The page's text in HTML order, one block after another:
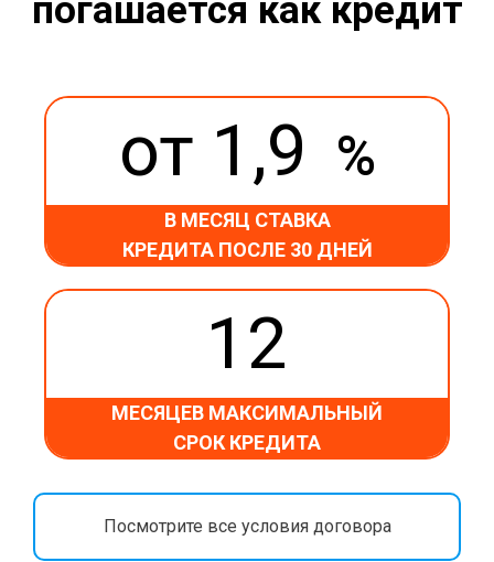
погашается как кредит
от 1,9 %
В МЕСЯЦ СТАВКА
КРЕДИТА ПОСЛЕ 30 ДНЕЙ
12
МЕСЯЦЕВ МАКСИМАЛЬНЫЙ
СРОК КРЕДИТА
Посмотрите все условия договора